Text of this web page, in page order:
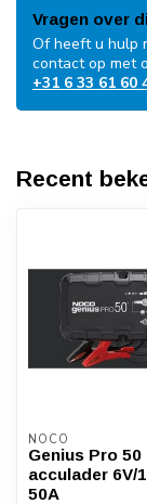
Vragen over
Of heeft u hulp
contact op met
+31 6 33 61 60
Recent
NOCO
Genius Pro 50
acculader 6V/
50A